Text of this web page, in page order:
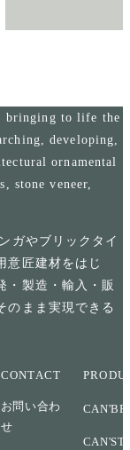
bringing to life the
developing,
ornamental
stone veneer,
ガやブリックタイ
意匠建材をはじ
・製造・輸入・販
のまま実現できる
CONTACT
お問い合わ
せ